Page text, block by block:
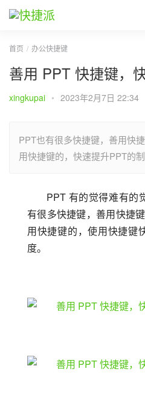
首页 办公快捷键
善用 PPT 快捷键，
xingkupai • 2023年2月7日 22:34
PPT也有很多快捷键，善用快
用快捷键的，快速提升PPT的
PPT 有的觉得难有的
有很多快捷键，善用快捷
用快捷键的，使用快捷键
度。